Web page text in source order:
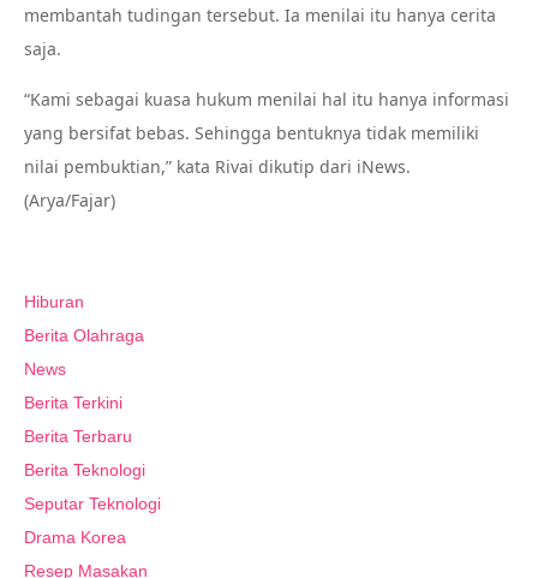
membantah tudingan tersebut. Ia menilai itu hanya cerita
saja.
“Kami sebagai kuasa hukum menilai hal itu hanya informasi
yang bersifat bebas. Sehingga bentuknya tidak memiliki
nilai pembuktian,” kata Rivai dikutip dari iNews.
(Arya/Fajar)
Hiburan
Berita Olahraga
News
Berita Terkini
Berita Terbaru
Berita Teknologi
Seputar Teknologi
Drama Korea
Resep Masakan